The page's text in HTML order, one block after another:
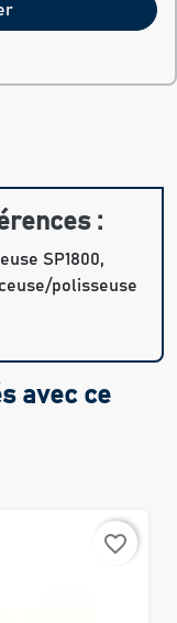
:
SP1800,
polisseuse
avec ce
favorite_border